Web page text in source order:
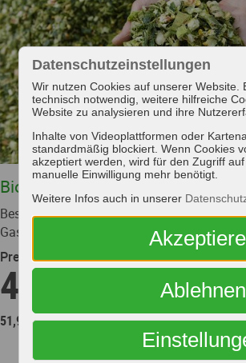
Biomasse-Analyse 3
Bestimmung der Rohnährstoffe und
Gasertrages nach Baserga / Weissbach.
Preis:
43,61 €
51,90 €
Datenschutzeinstellungen
Wir nutzen Cookies auf unserer Website.
technisch notwendig, weitere hilfreiche
Website zu analysieren und ihre
Inhalte von Videoplattformen oder
standardmäßig blockiert. Wenn Cookies
akzeptiert werden, wird für den Zugriff
manuelle Einwilligung mehr benötigt.
Weitere Infos auch in unserer
Ablehnen